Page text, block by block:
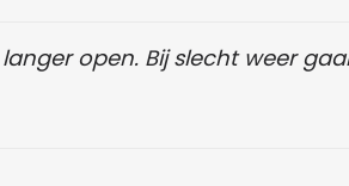
open. Bij slecht weer